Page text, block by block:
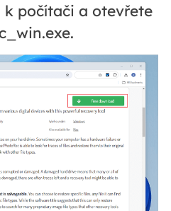
počítači a otevřete